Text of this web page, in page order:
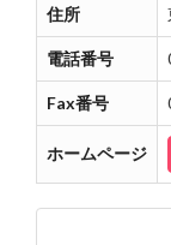
住所
電話番号
Fax番号
ホームページ